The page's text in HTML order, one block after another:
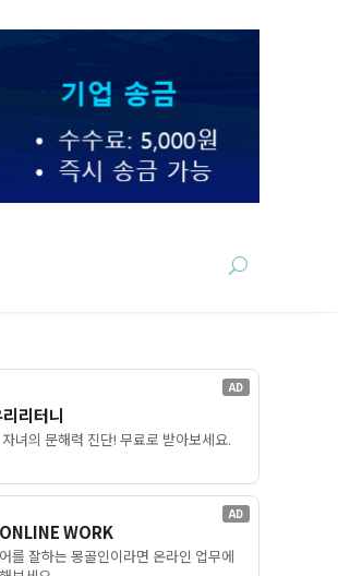
AD
리터니
녀의 문해력 진단! 무료로 받아보세요.
AD
WORK
를 잘하는 몽골인이라면 온라인 업무에